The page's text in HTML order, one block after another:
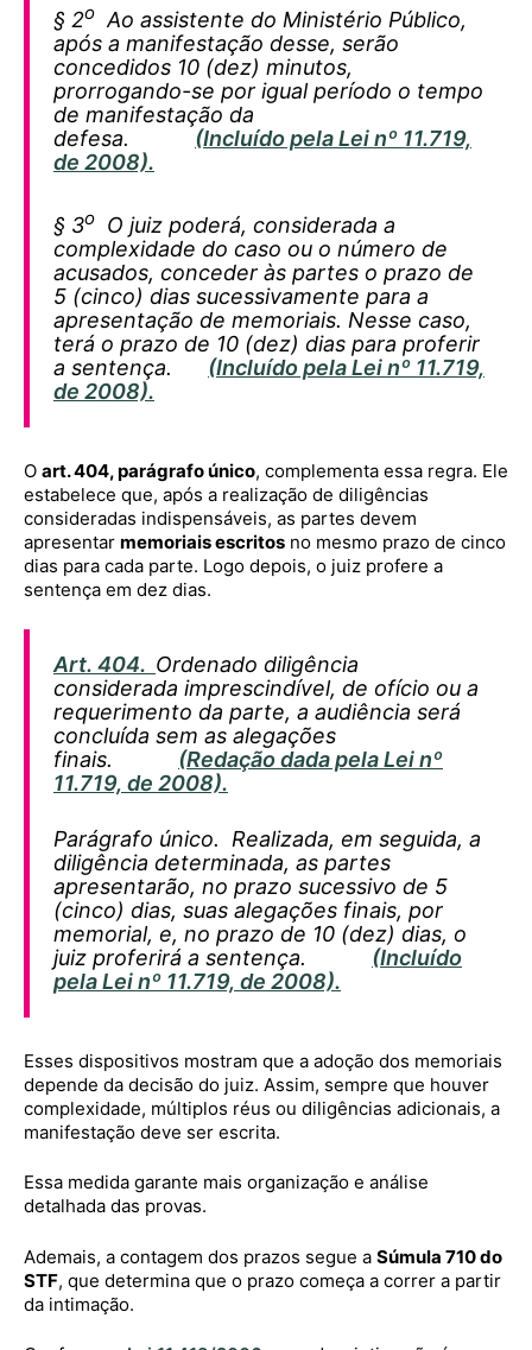
§ 2o Ao assistente do Ministério Público,
após a manifestação desse, serão
concedidos 10 (dez) minutos,
prorrogando-se por igual período o tempo
de manifestação da
defesa. (Incluído pela Lei nº 11.719,
de 2008).
§ 3o O juiz poderá, considerada a
complexidade do caso ou o número de
acusados, conceder às partes o prazo de
5 (cinco) dias sucessivamente para a
apresentação de memoriais. Nesse caso,
terá o prazo de 10 (dez) dias para proferir
a sentença. (Incluído pela Lei nº 11.719,
de 2008).
O art. 404, parágrafo único, complementa essa regra. Ele
estabelece que, após a realização de diligências
consideradas indispensáveis, as partes devem
apresentar memoriais escritos no mesmo prazo de cinco
dias para cada parte. Logo depois, o juiz profere a
sentença em dez dias.
Art. 404. Ordenado diligência
considerada imprescindível, de ofício ou a
requerimento da parte, a audiência será
concluída sem as alegações
finais. (Redação dada pela Lei nº
11.719, de 2008).
Parágrafo único. Realizada, em seguida, a
diligência determinada, as partes
apresentarão, no prazo sucessivo de 5
(cinco) dias, suas alegações finais, por
memorial, e, no prazo de 10 (dez) dias, o
juiz proferirá a sentença. (Incluído
pela Lei nº 11.719, de 2008).
Esses dispositivos mostram que a adoção dos memoriais
depende da decisão do juiz. Assim, sempre que houver
complexidade, múltiplos réus ou diligências adicionais, a
manifestação deve ser escrita.
Essa medida garante mais organização e análise
detalhada das provas.
Ademais, a contagem dos prazos segue a Súmula 710 do
STF, que determina que o prazo começa a correr a partir
da intimação.